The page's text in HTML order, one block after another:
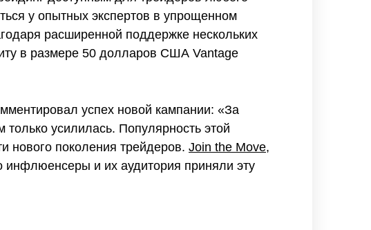
у опытных экспертов в упрощенном
расширенной поддержке нескольких
в размере 50 долларов США Vantage
успех новой кампании: «За
усилилась. Популярность этой
нового поколения трейдеров. Join the Move,
инфлюенсеры и их аудитория приняли эту